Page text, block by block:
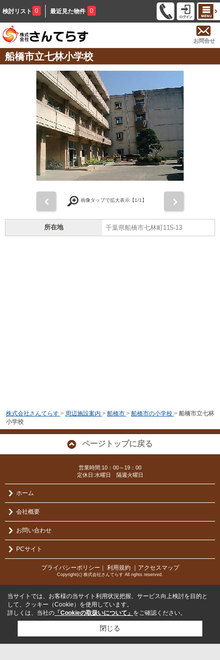
検討リスト 0 最近見た物件 0
お問合せ
船橋市立七林小学校
画像タップで拡大表示【1/1】
所在地 千葉県船橋市七林町115-13
株式会社さんてらす > 周辺施設案内 > 船橋市 > 船橋市の小学校 > 船橋市立七林
小学校
ページトップに戻る
営業時間:10：00～19：00
定休日:水曜日 隔週火曜日
ホーム
会社概要
お問い合わせ
PCサイト
プライバシーポリシー ｜ 利用規約 ｜アクセスマップ
Copyright(c) 株式会社さんてらす All rights reserved.
当サイトでは、お客様の当サイト利用状況把握、サービス向上検討を目的と
して、クッキー（Cookie）を使用しています。
詳しくは、当社の 「Cookieの取扱いについて」 をご確認ください。
閉じる